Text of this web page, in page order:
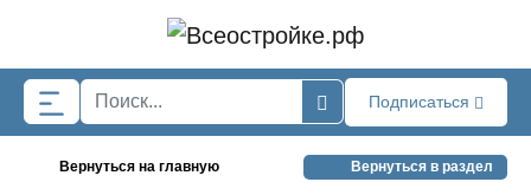
Подписаться
Вернуться на главную Вернуться в раздел